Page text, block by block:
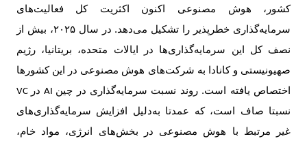
کشور، هوش مصنوعی اکنون اکثریت کل فعالیت‌های
سرمایه‌گذاری خطرپذیر را تشکیل می‌دهد. در سال۲۰۲۵، بیش از
نصف کل این سرمایه‌گذاری‌ها در ایالات متحده، بریتانیا، رژیم
صهیونیستی و کانادا به شرکت‌های هوش مصنوعی در این کشورها
اختصاص یافته است. روند نسبت سرمایه‌گذاری
در AI در چین
نسبتا صاف است، که عمدتا به‌دلیل افزایش سرمایه‌گذاری‌های
غیر مرتبط با هوش مصنوعی در بخش‌های انرژی، مواد خام،